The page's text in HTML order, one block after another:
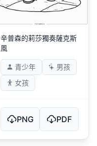
辛普森的莉莎獨奏薩克斯
風
青少年
男孩
女孩
PNG PDF